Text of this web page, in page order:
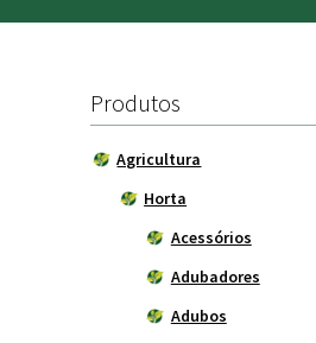
Produtos
Agricultura
Horta
Acessórios
Adubadores
Adubos